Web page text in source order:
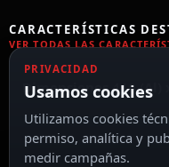
CARACTERÍSTICAS
VER TODAS LAS
Dimensiones 410 (Al)
PRIVACIDAD
Usamos cookies
Utilizamos cookies
permiso, analítica y
medir campañas.